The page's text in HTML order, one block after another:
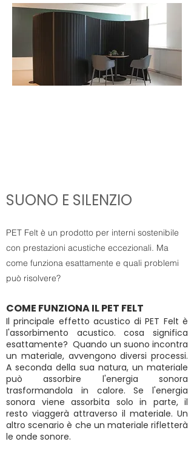
SUONO E SILENZIO
PET Felt è un prodotto per interni sostenibile
con prestazioni acustiche eccezionali. Ma
come funziona esattamente e quali problemi
può risolvere?
COME FUNZIONA IL PET FELT
Il principale effetto acustico di PET Felt è
l'assorbimento acustico. cosa significa
esattamente? Quando un suono incontra
un materiale, avvengono diversi processi.
A seconda della sua natura, un materiale
può assorbire l'energia sonora
trasformandola in calore. Se l'energia
sonora viene assorbita solo in parte, il
resto viaggerà attraverso il materiale. Un
altro scenario è che un materiale rifletterà
le onde sonore.